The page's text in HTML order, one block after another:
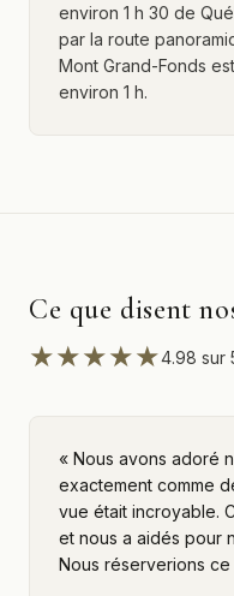
environ 1 h 30 de
par la route
Mont Grand-Fonds
environ 1 h.
Ce que disent
★★★★★4.98 sur
« Nous avons adoré
exactement comme
vue était incroyable.
et nous a aidés pour
Nous réserverions ce